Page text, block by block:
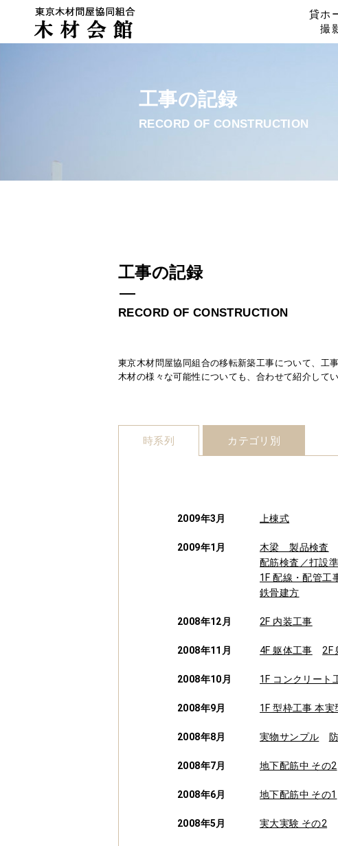
貸ホ
撮
工事の記録
RECORD OF CONSTRUCTION
工事の記録
RECORD OF CONSTRUCTION
東京木材問屋協同組合の移転新築工事について、工
木材の様々な可能性についても、合わせて紹介してい
時系列 カテゴリ別
2009年3月 上棟式
2009年1月 木梁 製品検査
配筋検査／打設
1F 配線・配管工
鉄骨建方
2008年12月 2F 内装工事
2008年11月 4F 躯体工事 2F
2008年10月 1F コンクリート
2008年9月 1F 型枠工事 本実
2008年8月 実物サンプル
2008年7月 地下配筋中 その2
2008年6月 地下配筋中 その1
2008年5月 実大実験 その2